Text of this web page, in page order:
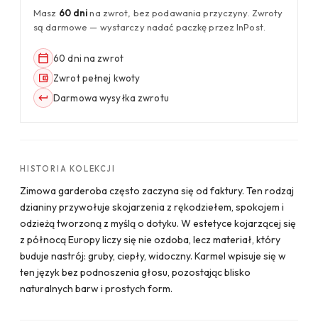
Masz 60 dnina zwrot, bez podawania przyczyny. Zwroty
są darmowe — wystarczy nadać paczkę przez InPost.
60 dni na zwrot
Zwrot pełnej kwoty
Darmowa wysyłka zwrotu
HISTORIA KOLEKCJI
Zimowa garderoba często zaczyna się od faktury. Ten rodzaj
dzianiny przywołuje skojarzenia z rękodziełem, spokojem i
odzieżą tworzoną z myślą o dotyku. W estetyce kojarzącej się
z północą Europy liczy się nie ozdoba, lecz materiał, który
buduje nastrój: gruby, ciepły, widoczny. Karmel wpisuje się w
ten język bez podnoszenia głosu, pozostając blisko
naturalnych barw i prostych form.